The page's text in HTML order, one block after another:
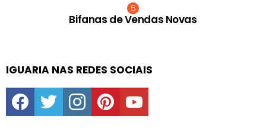
Bifanas de Vendas Novas
IGUARIA NAS REDES SOCIAIS
facebooktwitter instagrampinterestyoutube